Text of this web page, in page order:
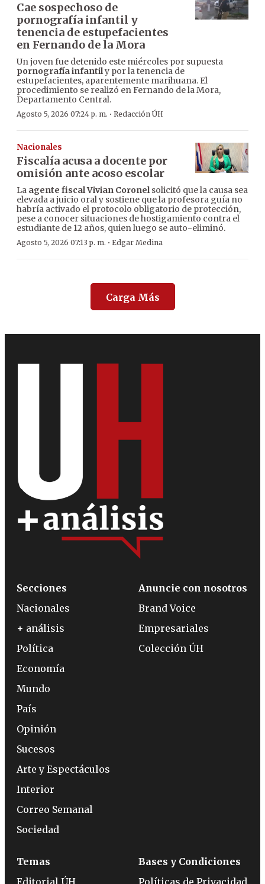
Cae sospechoso de
pornografía infantil y
tenencia de estupefacientes
en Fernando de la Mora
Un joven fue detenido este miércoles por supuesta
pornografía infantily por la tenencia de
estupefacientes, aparentemente marihuana. El
procedimiento se realizó en Fernando de la Mora,
Departamento Central.
Agosto 5, 2026 07:24 p. m. · Redacción ÚH
Nacionales
Fiscalía acusa a docente por
omisión ante acoso escolar
La agente fiscal Vivian Coronelsolicitó que la causa sea
elevada a juicio oral y sostiene que la profesora guía no
habría activado el protocolo obligatorio de protección,
pese a conocer situaciones de hostigamiento contra el
estudiante de 12 años, quien luego se auto-eliminó.
Agosto 5, 2026 07:13 p. m. · Edgar Medina
Carga Más
Secciones
Nacionales
+ análisis
Política
Economía
Mundo
País
Opinión
Sucesos
Arte y Espectáculos
Interior
Correo Semanal
Sociedad
Anuncie con nosotros
Brand Voice
Empresariales
Colección ÚH
Temas
Editorial ÚH
Bases y Condiciones
Políticas de Privacidad